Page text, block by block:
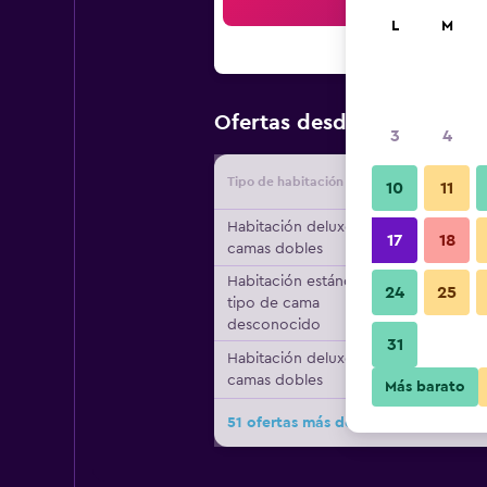
Ofertas desde Oferta
Tipo de habitación
Habitación deluxe, 2
camas dobles
Habitación estándar,
tipo de cama
desconocido
Habitación deluxe, 2
camas dobles
51 ofertas más de Hotel ZaZa Dallas
L M
3 4
10 11
17 18
24 25
31
Más barato